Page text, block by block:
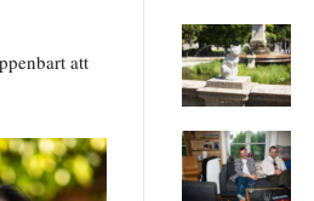
att